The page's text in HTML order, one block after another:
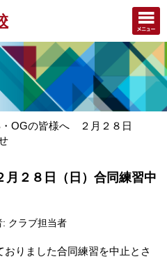
OGの皆様へ ２月２８日
２８日（日）合同練習中
: クラブ担当者
おりました合同練習を中止とさ